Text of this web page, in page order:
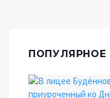
ПОПУЛЯРНОЕ